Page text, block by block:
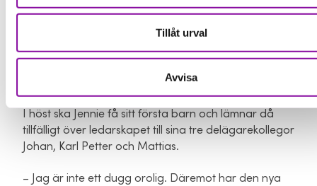
Tillåt urval
Avvisa
har störst möjlighet att nå sin fulla potential. Jag
hoppas och tror att det är så för alla här på
GoBrave, fortsätter hon.
Lämnar över i höst
I höst ska Jennie få sitt första barn och lämnar då
tillfälligt över ledarskapet till sina tre delägarekollegor
Johan, Karl Petter och Mattias.
– Jag är inte ett dugg orolig. Däremot har den nya